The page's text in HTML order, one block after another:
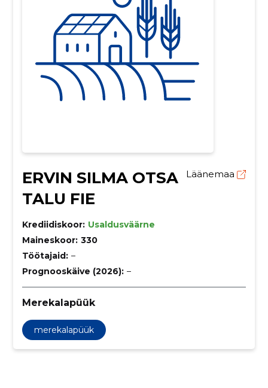
ERVIN SILMA OTSA
TALU FIE
Läänemaa
Krediidiskoor: Usaldusväärne
Maineskoor: 330
Töötajaid: –
Prognooskäive (2026): –
Merekalapüük
merekalapüük